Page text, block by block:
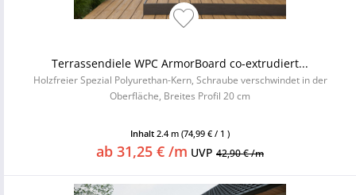
Terrassendiele WPC ArmorBoard co-extrudiert...
Holzfreier Spezial Polyurethan-Kern, Schraube verschwindet in der
Oberfläche, Breites Profil 20 cm
Inhalt 2.4 m (74,99 € / 1 )
ab 31,25 € /m UVP 42,90 € /m